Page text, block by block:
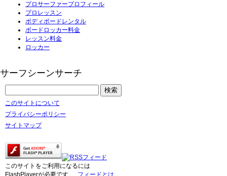
プロサーファープロフィール
プロレッスン
ボディボードレンタル
ボードロッカー料金
レッスン料金
ロッカー
サーフシーンサーチ
このサイトについて
プライバシーポリシー
サイトマップ
このサイトをご利用になるには
FlashPlayerが必要です。 フィードとは